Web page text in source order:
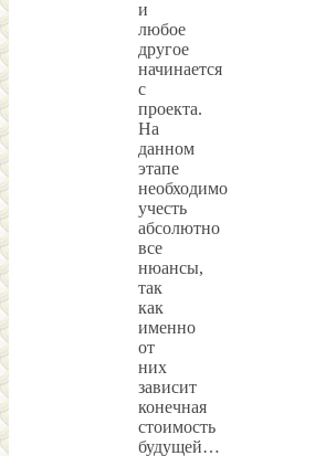
и
любое
другое
начинается
с
проекта.
На
данном
этапе
необходимо
учесть
абсолютно
все
нюансы,
так
как
именно
от
них
зависит
конечная
стоимость
будущей…